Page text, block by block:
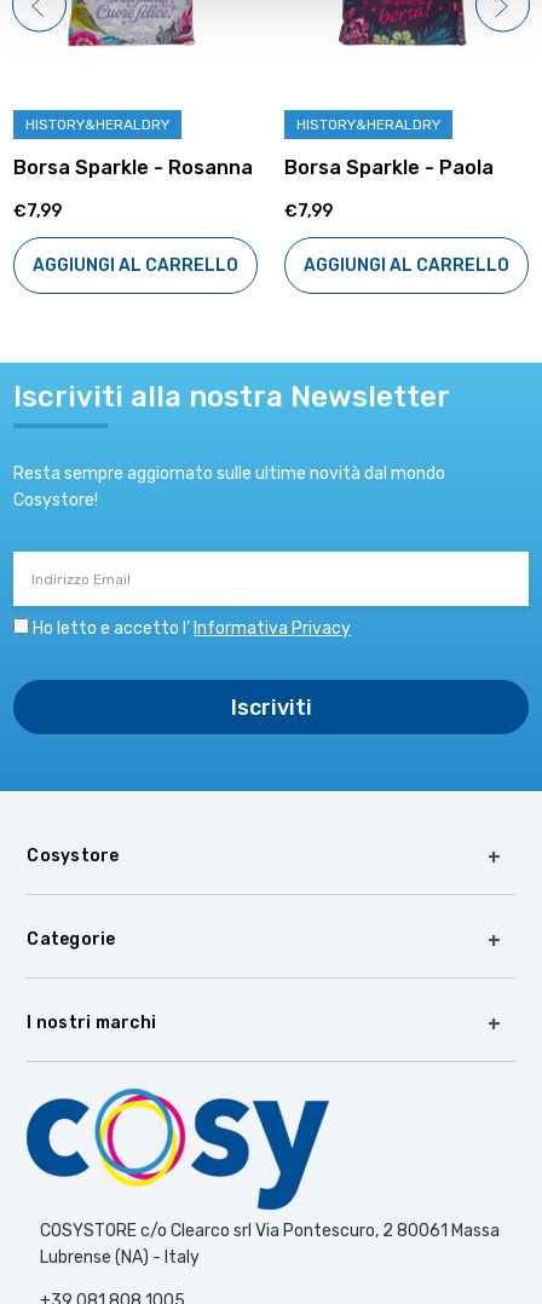
HISTORY&HERALDRY
Borsa Sparkle - Rosanna
€7,99
AGGIUNGI AL CARRELLO
HISTORY&HERALDRY
Borsa Sparkle - Paola
€7,99
AGGIUNGI AL CARRELLO
Iscriviti alla nostra Newsletter
Resta sempre aggiornato sulle ultime novità dal mondo
Cosystore!
Ho letto e accetto l’ Informativa Privacy
Cosystore
Categorie
I nostri marchi
COSYSTORE c/o Clearco srl Via Pontescuro, 2 80061 Massa
Lubrense (NA) - Italy